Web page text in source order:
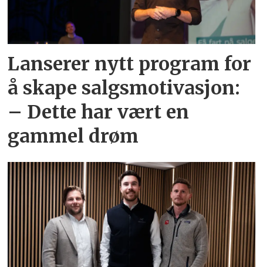
Lanserer nytt program for
å skape salgsmotivasjon:
– Dette har vært en
gammel drøm